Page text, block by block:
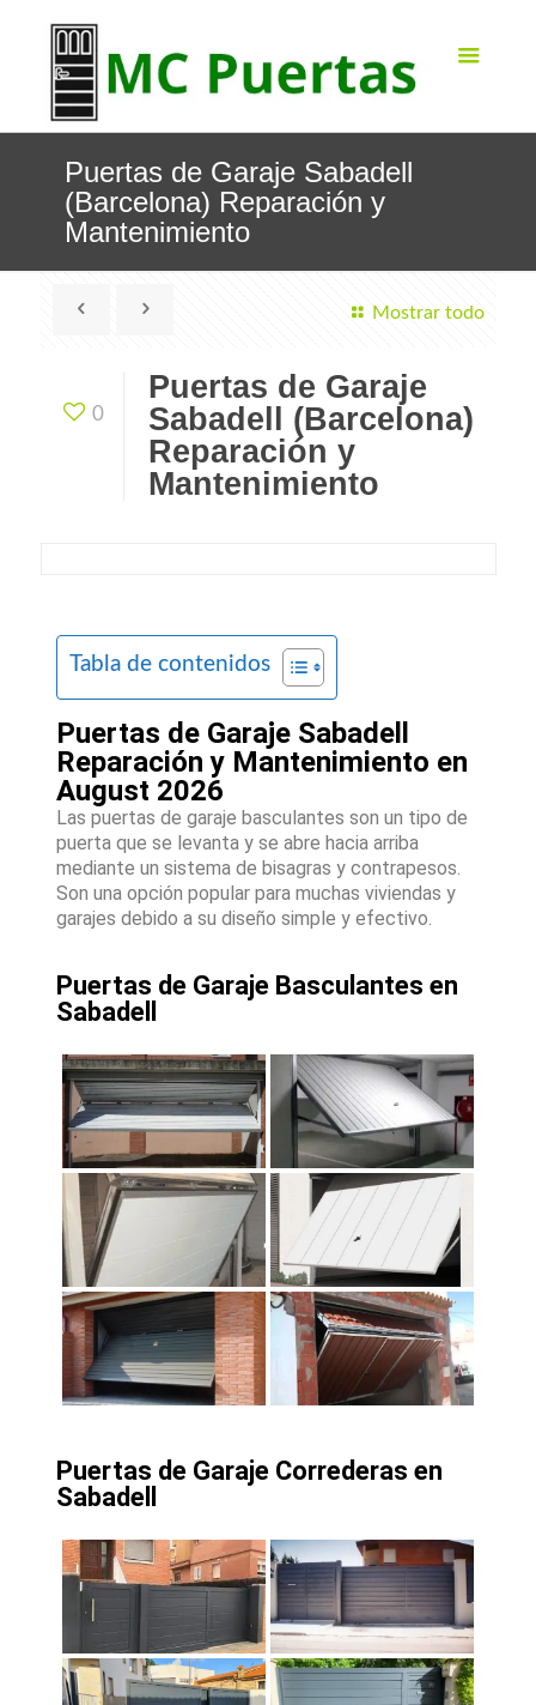
Puertas de Garaje Sabadell
(Barcelona) Reparación y
Mantenimiento
Mostrar todo
0
Puertas de Garaje
Sabadell (Barcelona)
Reparación y
Mantenimiento
Tabla de contenidos
Puertas de Garaje Sabadell
Reparación y Mantenimiento en
August 2026
Las puertas de garaje basculantes son un tipo de
puerta que se levanta y se abre hacia arriba
mediante un sistema de bisagras y contrapesos.
Son una opción popular para muchas viviendas y
garajes debido a su diseño simple y efectivo.
Puertas de Garaje Basculantes en
Sabadell
Puertas de Garaje Correderas en
Sabadell